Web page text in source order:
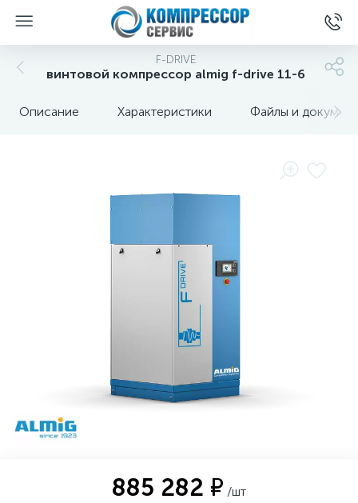
F-DRIVE
винтовой компрессор almig f-drive 11-6
Описание Характеристики Файлы и
885 282 ₽ /шт